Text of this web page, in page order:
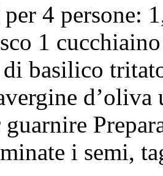
4 persone:
1
basilico
i semi,